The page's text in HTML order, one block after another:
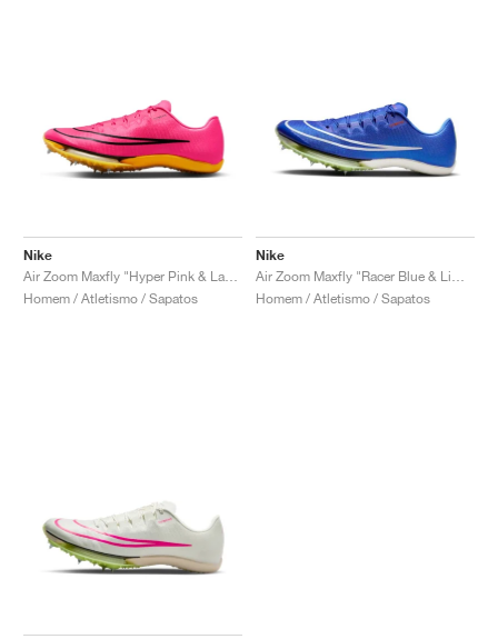
Nike
Homem / Atletismo / Sapatos
Nike
Homem / Atletismo / Sapatos